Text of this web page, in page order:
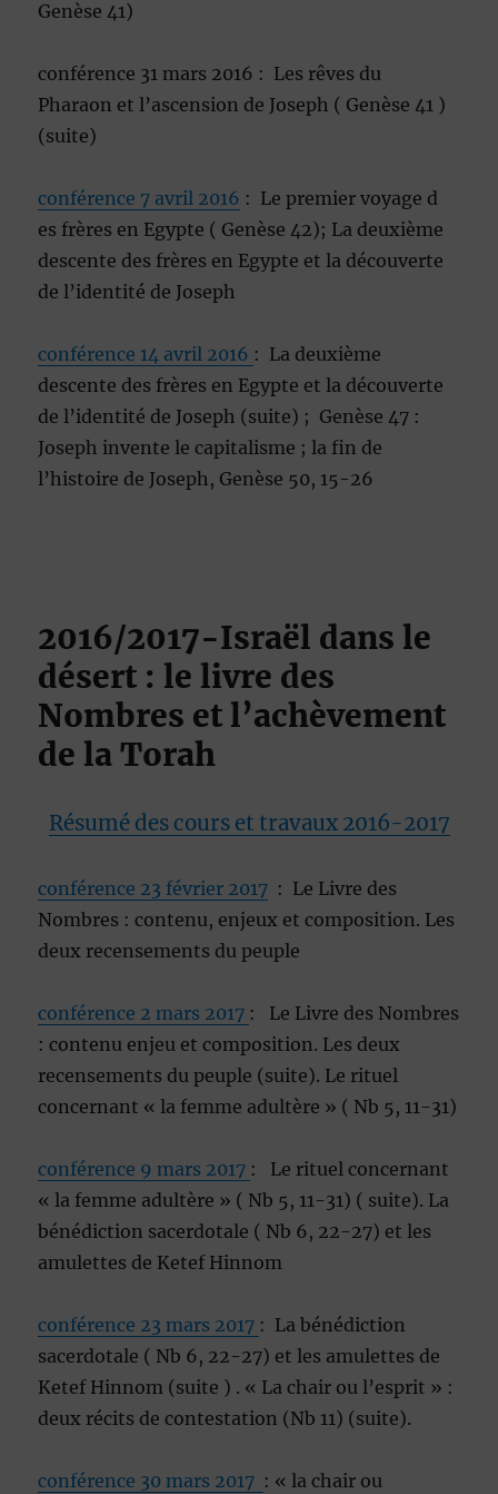
Genèse 41)
conférence 31 mars 2016 : Les rêves du
Pharaon et l’ascension de Joseph ( Genèse 41 )
(suite)
conférence 7 avril 2016 : Le premier voyage d
es frères en Egypte ( Genèse 42); La deuxième
descente des frères en Egypte et la découverte
de l’identité de Joseph
conférence 14 avril 2016 : La deuxième
descente des frères en Egypte et la découverte
de l’identité de Joseph (suite) ; Genèse 47 :
Joseph invente le capitalisme ; la fin de
l’histoire de Joseph, Genèse 50, 15-26
2016/2017-Israël dans le
désert : le livre des
Nombres et l’achèvement
de la Torah
Résumé des cours et travaux 2016-2017
conférence 23 février 2017 : Le Livre des
Nombres : contenu, enjeux et composition. Les
deux recensements du peuple
conférence 2 mars 2017 : Le Livre des Nombres
: contenu enjeu et composition. Les deux
recensements du peuple (suite). Le rituel
concernant « la femme adultère » ( Nb 5, 11-31)
conférence 9 mars 2017 : Le rituel concernant
« la femme adultère » ( Nb 5, 11-31) ( suite). La
bénédiction sacerdotale ( Nb 6, 22-27) et les
amulettes de Ketef Hinnom
conférence 23 mars 2017 : La bénédiction
sacerdotale ( Nb 6, 22-27) et les amulettes de
Ketef Hinnom (suite ) . « La chair ou l’esprit » :
deux récits de contestation (Nb 11) (suite).
conférence 30 mars 2017 : « la chair ou